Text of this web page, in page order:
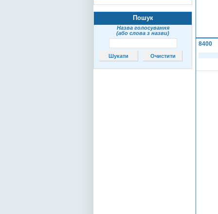
Пошук
Назва голосування
(або слова з назви)
8400